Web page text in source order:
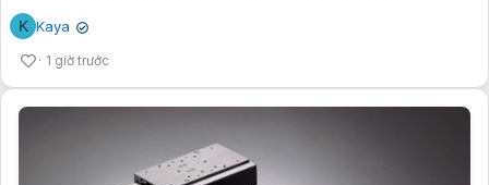
K Kaya ✔
1 giờ trước